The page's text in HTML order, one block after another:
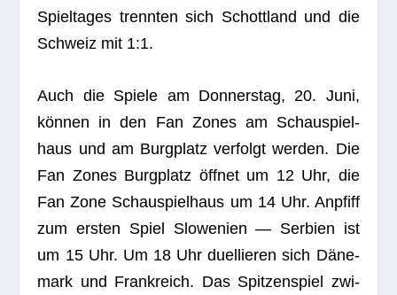
Spiel­ta­ges trenn­ten sich Schott­land und die
Schweiz mit 1:1.
Auch die Spiele am Don­ners­tag, 20. Juni,
kön­nen in den Fan Zones am Schau­spiel­
haus und am Burg­platz ver­folgt wer­den. Die
Fan Zones Burg­platz öff­net um 12 Uhr, die
Fan Zone Schau­spiel­haus um 14 Uhr. Anpfiff
zum ers­ten Spiel Slo­we­nien — Ser­bien ist
um 15 Uhr. Um 18 Uhr duel­lie­ren sich Däne­
mark und Frank­reich. Das Spit­zen­spiel zwi­